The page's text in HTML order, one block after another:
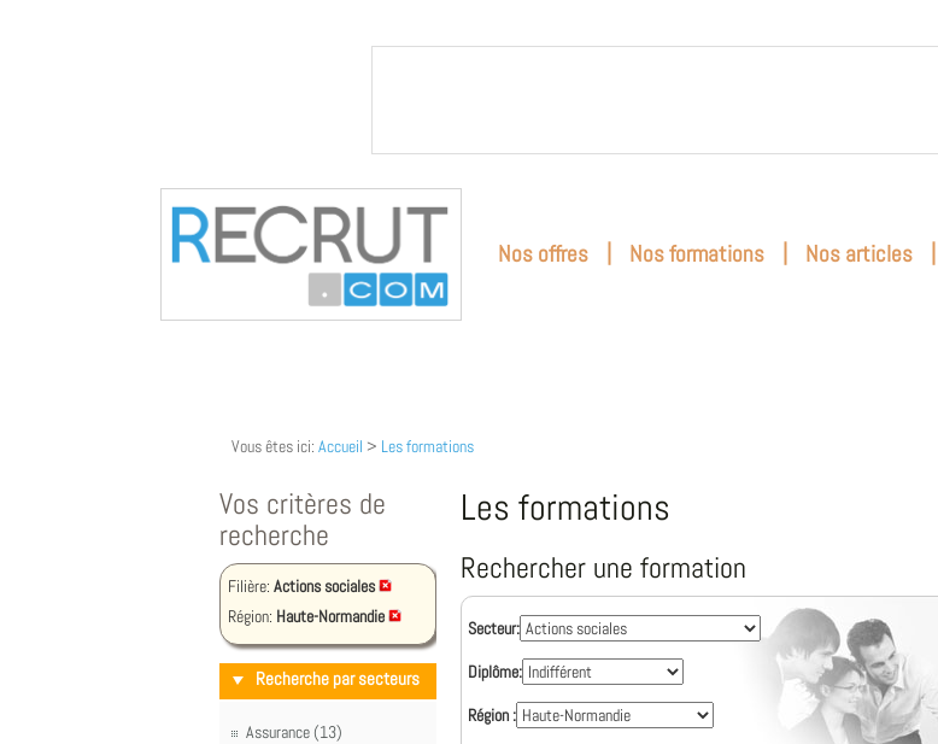
Nos offres | Nos formations | Nos articles |
Vous êtes ici: Accueil > Les formations
Vos critères de
recherche
Filière: Actions sociales
Région: Haute-Normandie
Recherche par secteurs
Assurance (13)
Les formations
Rechercher une formation
Secteur:
Diplôme:
Région :